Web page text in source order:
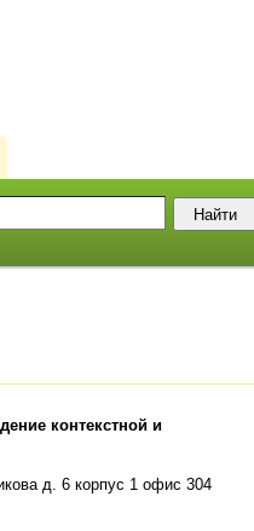
контекстной и
д. 6 корпус 1 офис 304